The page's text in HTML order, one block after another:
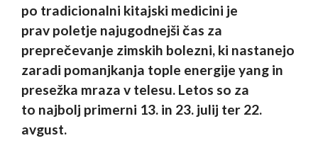
po tradicionalni kitajski medicini je
prav poletje najugodnejši čas za
preprečevanje zimskih bolezni, ki nastanejo
zaradi pomanjkanja tople energije yang in
presežka mraza v telesu. Letos so za
to najbolj primerni 13. in 23. julij ter 22.
avgust.